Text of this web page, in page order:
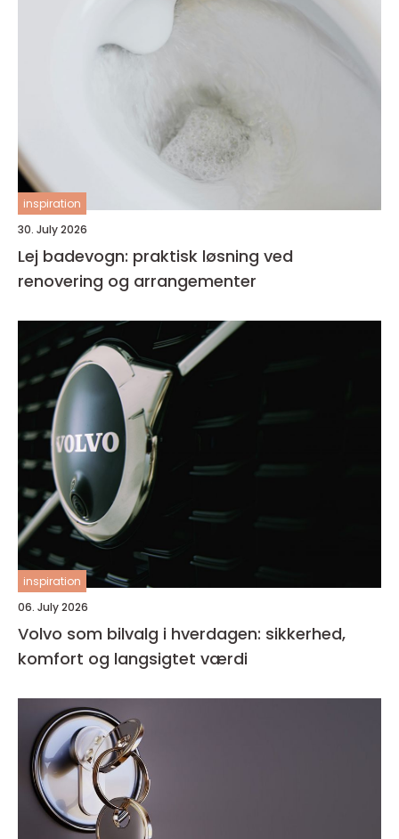
inspiration
30. July 2026
Lej badevogn: praktisk løsning ved
renovering og arrangementer
inspiration
06. July 2026
Volvo som bilvalg i hverdagen: sikkerhed,
komfort og langsigtet værdi